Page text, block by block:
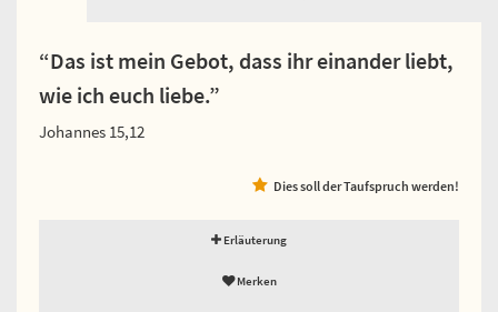
“Das ist mein Gebot, dass ihr einander liebt,
wie ich euch liebe.”
Johannes 15,12
Dies soll der Taufspruch werden!
Erläuterung
Merken